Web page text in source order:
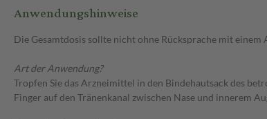
Anwendungshinweise
Die Gesamtdosis sollte nicht ohne Rücksprache mit
Art der Anwendung?
Tropfen Sie das Arzneimittel in den Bindehautsack des
Finger auf den Tränenkanal zwischen Nase und innerem